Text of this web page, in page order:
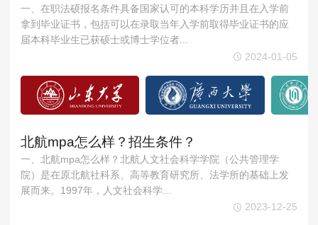
一、在职法硕报名条件具备国家认可的本科学历并且在入学前
拿到毕业证书，包括可以在录取当年入学前取得毕业证书的应
届本科毕业生已获硕士或博士学位者...
2024-01-05
北航mpa怎么样？招生条件？
一、北航mpa怎么样？北航人文社会科学学院（公共管理学
院）是在原北航社科系、高等教育研究所、法学所的基础上发
展而来。1997年，人文社会科学...
2023-12-25